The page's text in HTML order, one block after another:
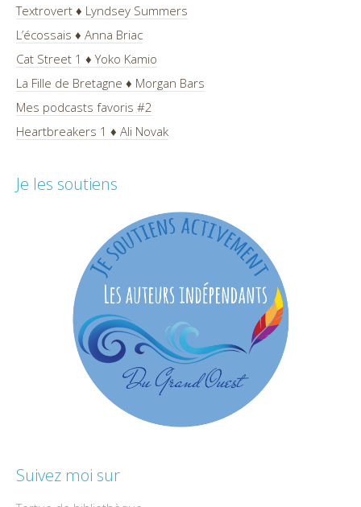
Textrovert ♦ Lyndsey Summers
L’écossais ♦ Anna Briac
Cat Street 1 ♦ Yoko Kamio
La Fille de Bretagne ♦ Morgan Bars
Mes podcasts favoris #2
Heartbreakers 1 ♦ Ali Novak
Je les soutiens
Suivez moi sur